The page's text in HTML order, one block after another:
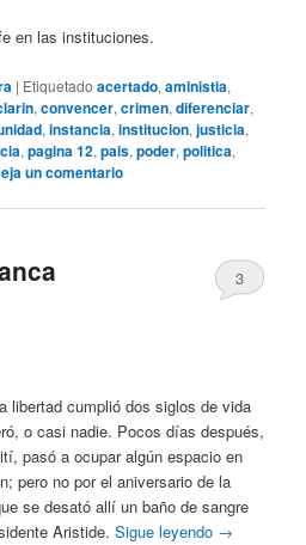
en las instituciones.
| Etiquetado acertado,aministia,
,convencer,crimen,diferenciar,
,instancia,institucion,justicia,
,pagina 12,pais,poder,politica,
un comentario
3
libertad cumplió dos siglos de vida
o casi nadie. Pocos días después,
pasó a ocupar algún espacio en
pero no por el aniversario de la
se desató allí un baño de sangre
Aristide.Sigue leyendo →